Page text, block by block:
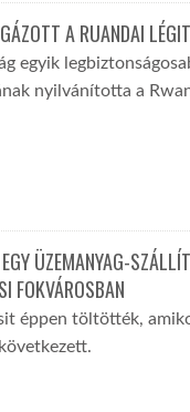
A RUANDAI
egyik
nyilvánította a
ÜZEMANYAG-
FOKVÁROSBAN
éppen töltötték,